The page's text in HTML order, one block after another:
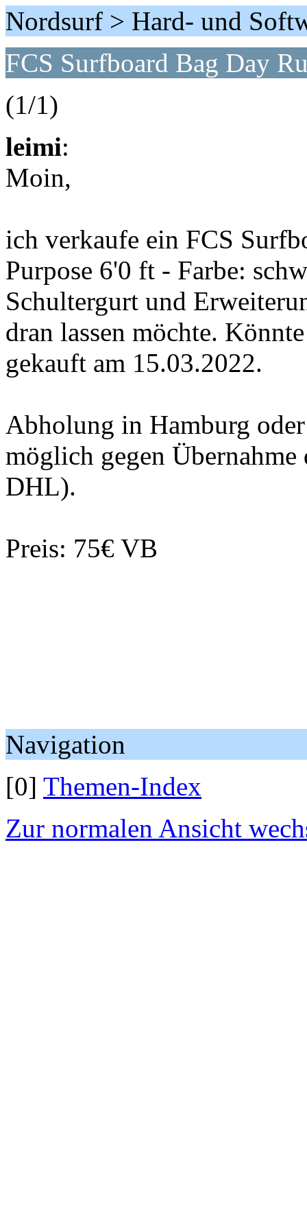
Nordsurf > Hard- und
FCS Surfboard Bag Day
(1/1)
leimi:
Moin,
ich verkaufe ein FCS
Purpose 6'0 ft - Farbe:
Schultergurt und
dran lassen möchte.
gekauft am 15.03.2022.
Abholung in Hamburg
möglich gegen
DHL).
Preis: 75€ VB
Navigation
[0] Themen-Index
Zur normalen Ansicht